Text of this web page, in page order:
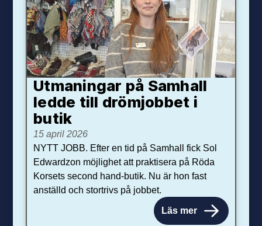
Utmaningar på Sam­hall
ledde till dröm­jobbet i
butik
15 april 2026
NYTT JOBB. Efter en tid på Samhall fick Sol
Edwardzon möjlighet att praktisera på Röda
Korsets second hand-butik. Nu är hon fast
anställd och stortrivs på jobbet.
Läs mer